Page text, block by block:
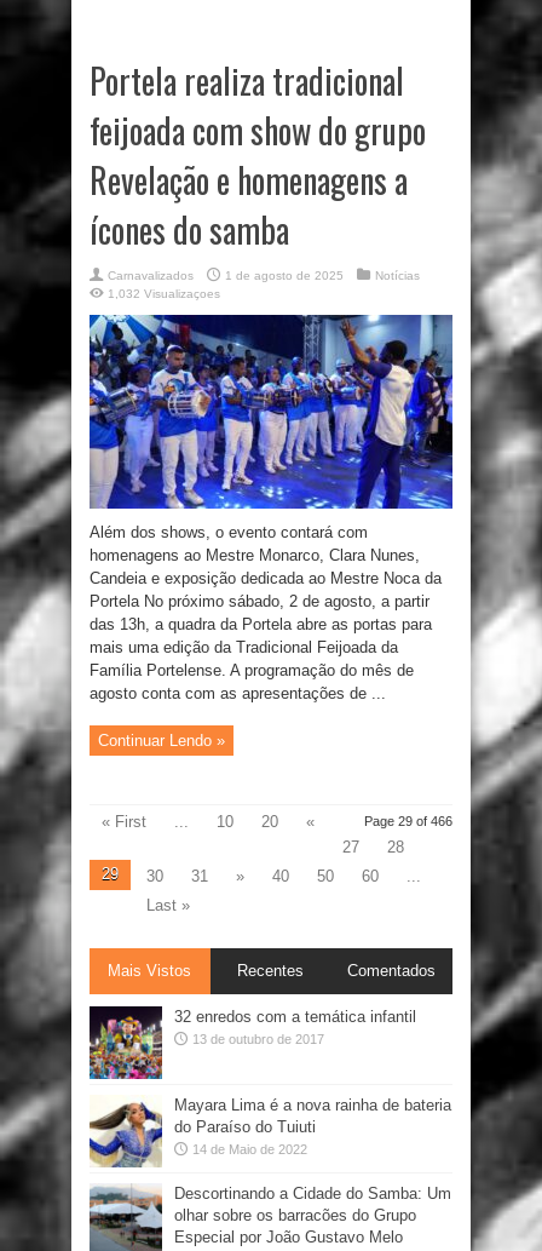
Portela realiza tradicional
feijoada com show do grupo
Revelação e homenagens a
ícones do samba
Carnavalizados 1 de agosto de 2025
Notícias
1,032 Visualizaçoes
Além dos shows, o evento contará com
homenagens ao Mestre Monarco, Clara Nunes,
Candeia e exposição dedicada ao Mestre Noca da
Portela No próximo sábado, 2 de agosto, a partir
das 13h, a quadra da Portela abre as portas para
mais uma edição da Tradicional Feijoada da
Família Portelense. A programação do mês de
agosto conta com as apresentações de ...
Continuar Lendo »
Page 29 of 466
« First ... 10 20
«
27
28
29
30 31 » 40 50 60
...
Last »
Mais Vistos Recentes Comentados
32 enredos com a temática infantil
13 de outubro de 2017
Mayara Lima é a nova rainha de bateria
do Paraíso do Tuiuti
14 de Maio de 2022
Descortinando a Cidade do Samba: Um
olhar sobre os barracões do Grupo
Especial por João Gustavo Melo